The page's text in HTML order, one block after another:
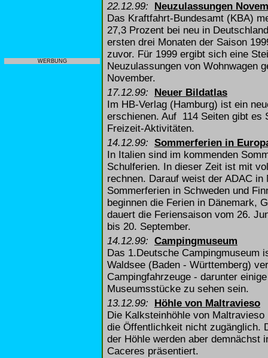
WERBUNG
22.12.99:
Neuzulassungen
Das Kraftfahrt-Bundesamt (KBA)
27,3 Prozent bei neu in
ersten drei Monaten der Saison
zuvor. Für 1999 ergibt sich eine
Neuzulassungen von Wohnwagen
November.
17.12.99:
Neuer Bildatlas
Im HB-Verlag (Hamburg) ist ein
erschienen. Auf 114 Seiten gibt es
Freizeit-Aktivitäten.
14.12.99: Sommerferien in
In Italien sind im kommenden
Schulferien. In dieser Zeit ist mit
rechnen. Darauf weist der ADAC
Sommerferien in Schweden und
beginnen die Ferien in Dänemark,
dauert die Feriensaison vom 26.
bis 20. September.
14.12.99: Campingmuseum
Das 1.Deutsche Campingmuseum
Waldsee (Baden - Württemberg)
Campingfahrzeuge - darunter
Museumsstücke zu sehen sein.
13.12.99:
Höhle von Maltravieso
Die Kalksteinhöhle von
die Öffentlichkeit nicht zugänglich.
der Höhle werden aber demnächst
Caceres präsentiert.